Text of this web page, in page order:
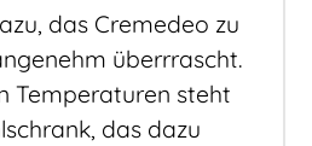
das Cremedeo zu
überrrascht.
Temperaturen steht
das dazu